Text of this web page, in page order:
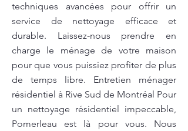
techniques avancées pour offrir un
service de nettoyage efficace et
durable. Laissez-nous prendre en
charge le ménage de votre maison
pour que vous puissiez profiter de plus
de temps libre. Entretien ménager
résidentiel à Rive Sud de Montréal Pour
un nettoyage résidentiel impeccable,
Pomerleau est là pour vous. Nous